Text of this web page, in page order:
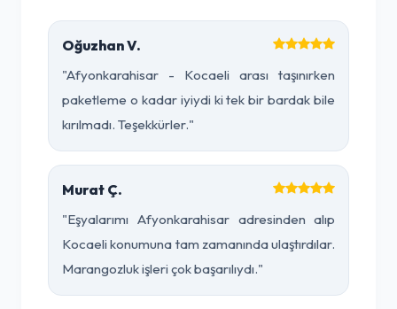
Oğuzhan V.
"Afyonkarahisar - Kocaeli arası taşınırken
paketleme o kadar iyiydi ki tek bir bardak bile
kırılmadı. Teşekkürler."
Murat Ç.
"Eşyalarımı Afyonkarahisar adresinden alıp
Kocaeli konumuna tam zamanında ulaştırdılar.
Marangozluk işleri çok başarılıydı."